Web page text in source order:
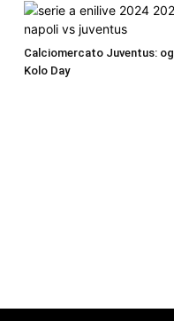
Calciomercato Juventus:
Kolo Day